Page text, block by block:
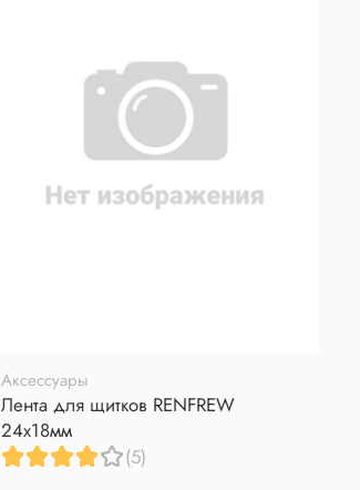
Аксессуары
Лента для щитков RENFREW
24x18мм
(5)